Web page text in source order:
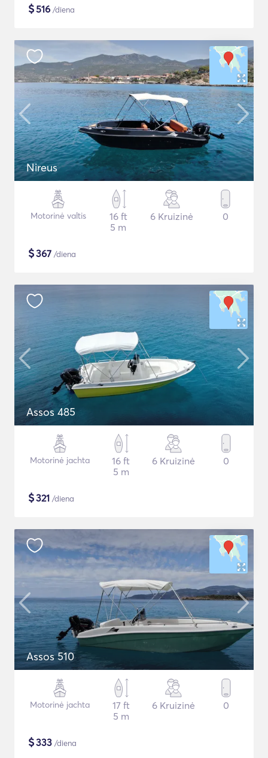
$516 /diena
Nireus
Motorinė valtis
16 ft
5 m
6 Kruizinė 0
$367 /diena
Assos 485
Motorinė jachta
16 ft
5 m
6 Kruizinė 0
$321 /diena
Assos 510
Motorinė jachta
17 ft
5 m
6 Kruizinė 0
$333 /diena